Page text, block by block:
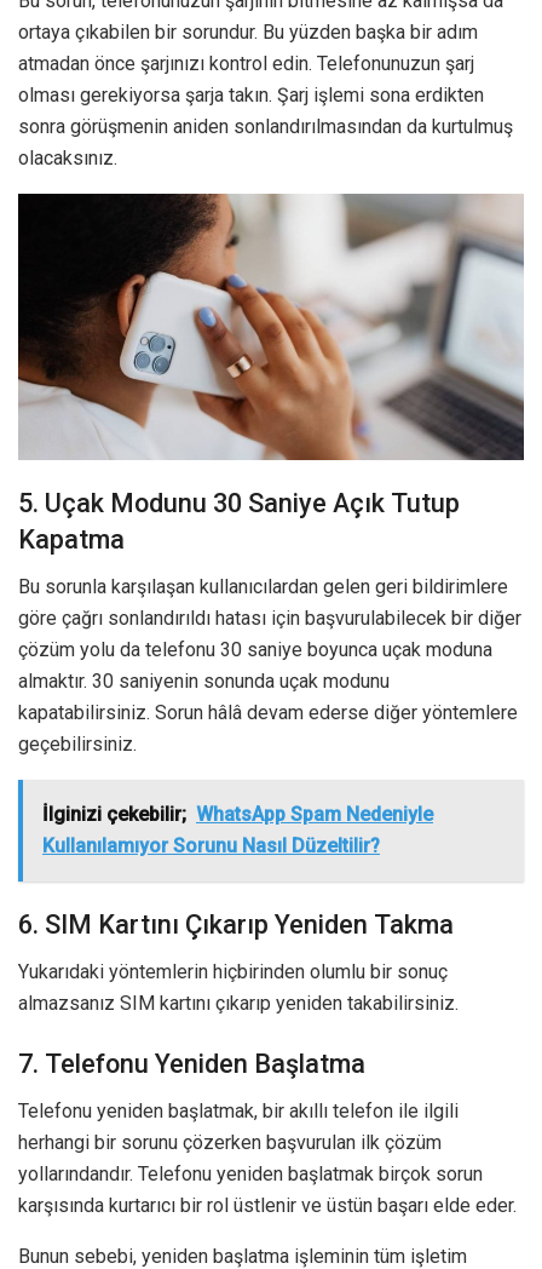
ortaya çıkabilen bir sorundur. Bu yüzden başka bir adım
atmadan önce şarjınızı kontrol edin. Telefonunuzun şarj
olması gerekiyorsa şarja takın. Şarj işlemi sona erdikten
sonra görüşmenin aniden sonlandırılmasından da kurtulmuş
olacaksınız.
5. Uçak Modunu 30 Saniye Açık Tutup
Kapatma
Bu sorunla karşılaşan kullanıcılardan gelen geri bildirimlere
göre çağrı sonlandırıldı hatası için başvurulabilecek bir diğer
çözüm yolu da telefonu 30 saniye boyunca uçak moduna
almaktır. 30 saniyenin sonunda uçak modunu
kapatabilirsiniz. Sorun hâlâ devam ederse diğer yöntemlere
geçebilirsiniz.
İlginizi çekebilir; WhatsApp Spam Nedeniyle
Kullanılamıyor Sorunu Nasıl Düzeltilir?
6. SIM Kartını Çıkarıp Yeniden Takma
Yukarıdaki yöntemlerin hiçbirinden olumlu bir sonuç
almazsanız SIM kartını çıkarıp yeniden takabilirsiniz.
7. Telefonu Yeniden Başlatma
Telefonu yeniden başlatmak, bir akıllı telefon ile ilgili
herhangi bir sorunu çözerken başvurulan ilk çözüm
yollarındandır. Telefonu yeniden başlatmak birçok sorun
karşısında kurtarıcı bir rol üstlenir ve üstün başarı elde eder.
Bunun sebebi, yeniden başlatma işleminin tüm işletim